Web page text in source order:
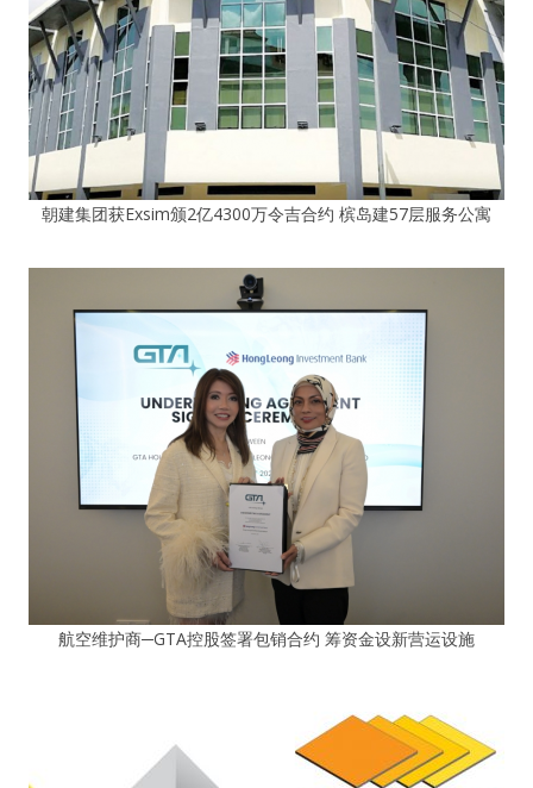
朝建集团获Exsim颁2亿4300万令吉合约 槟岛建57层服务公寓
航空维护商─GTA控股签署包销合约 筹资金设新营运设施